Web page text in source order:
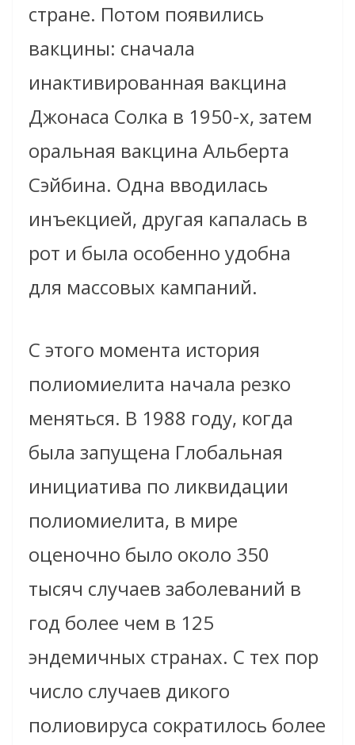
стране. Потом появились
вакцины: сначала
инактивированная вакцина
Джонаса Солка в 1950-х, затем
оральная вакцина Альберта
Сэйбина. Одна вводилась
инъекцией, другая капалась в
рот и была особенно удобна
для массовых кампаний.
С этого момента история
полиомиелита начала резко
меняться. В 1988 году, когда
была запущена Глобальная
инициатива по ликвидации
полиомиелита, в мире
оценочно было около 350
тысяч случаев заболеваний в
год более чем в 125
эндемичных странах. С тех пор
число случаев дикого
полиовируса сократилось более